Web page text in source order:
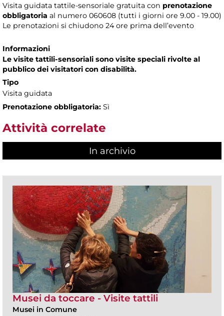
Visita guidata tattile-sensoriale gratuita con prenotazione
obbligatoria al numero 060608 (tutti i giorni ore 9.00 - 19.00)
Le prenotazioni si chiudono 24 ore prima dell’evento
Informazioni
Le visite tattili-sensoriali sono visite speciali rivolte al
pubblico dei visitatori con disabilità.
Tipo
Visita guidata
Prenotazione obbligatoria: Sì
Attività correlate
In archivio
Musei da toccare - Visite tattili
Musei in Comune